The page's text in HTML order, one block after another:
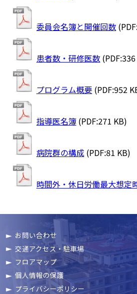
委員会名簿と開催回数
患者数・研修医数
プログラム概要 (PDF:952
指導医名簿 (PDF:271 KB)
病院群の構成 (PDF:81 KB)
時間外・休日労働最大想定
お問い合わせ
交通アクセス・駐車場
フロアマップ
個人情報の保護
プライバシーポリシー